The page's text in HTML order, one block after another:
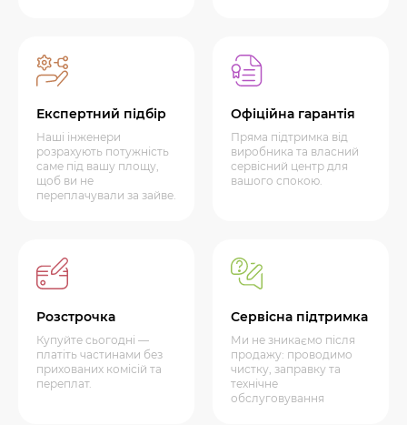
Експертний підбір
Наші інженери
розрахують потужність
саме під вашу площу,
щоб ви не
переплачували за зайве.
Офіційна гарантія
Пряма підтримка від
виробника та власний
сервісний центр для
вашого спокою.
Розстрочка
Купуйте сьогодні —
платіть частинами без
прихованих комісій та
переплат.
Сервісна підтримка
Ми не зникаємо після
продажу: проводимо
чистку, заправку та
технічне
обслуговування